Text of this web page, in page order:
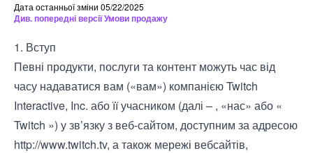
Дата останньої зміни 05/22/2025
Див. попередні версії Умови продажу
1. Вступ
Певні продукти, послуги та контент можуть час від
часу надаватися вам («вам») компанією Twitch
Interactive, Inc. або її учасником (далі – , «нас» або «
Twitch ») у зв’язку з веб-сайтом, доступним за адресою
http://www.twitch.tv, а також мережі вебсайтів,